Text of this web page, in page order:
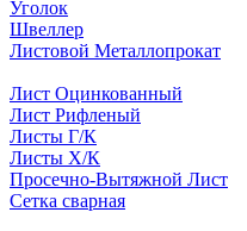
Уголок
Швеллер
Листовой Металлопрокат
Лист Оцинкованный
Лист Рифленый
Листы Г/К
Листы Х/К
Просечно-Вытяжной Лист
Сетка сварная